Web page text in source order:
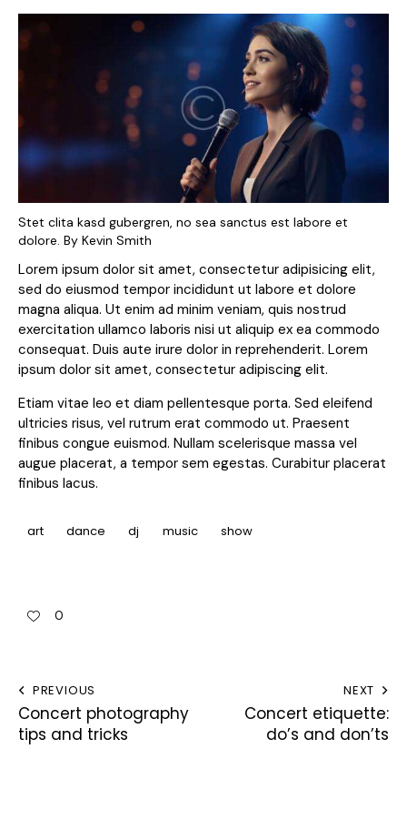
Stet clita kasd gubergren, no sea sanctus est labore et
dolore. By Kevin Smith
Lorem ipsum dolor sit amet, consectetur adipisicing elit,
sed do eiusmod tempor incididunt ut labore et dolore
magna aliqua. Ut enim ad minim veniam, quis nostrud
exercitation ullamco laboris nisi ut aliquip ex ea commodo
consequat. Duis aute irure dolor in reprehenderit. Lorem
ipsum dolor sit amet, consectetur adipiscing elit.
Etiam vitae leo et diam pellentesque porta. Sed eleifend
ultricies risus, vel rutrum erat commodo ut. Praesent
finibus congue euismod. Nullam scelerisque massa vel
augue placerat, a tempor sem egestas. Curabitur placerat
finibus lacus.
art dance dj music show
0
PREVIOUS
Concert photography
tips and tricks
NEXT
Concert etiquette:
do’s and don’ts